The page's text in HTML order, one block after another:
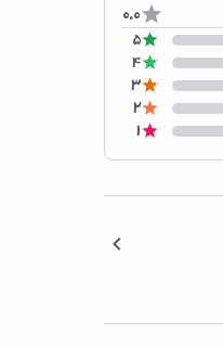
0.0
5
4
3
2
1